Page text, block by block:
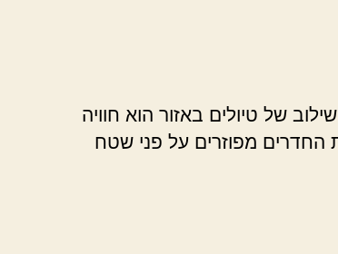
של טיולים באזור הוא חוויה
החדרים מפוזרים על פני שטח